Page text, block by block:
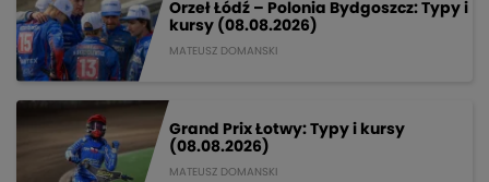
Orzeł Łódź – Polonia Bydgoszcz: Typy i
kursy (08.08.2026)
MATEUSZ DOMANSKI
Grand Prix Łotwy: Typy i kursy
(08.08.2026)
MATEUSZ DOMANSKI